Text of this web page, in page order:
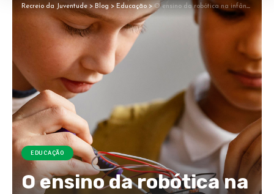
Recreio da Juventude >Blog > Educação> O ensino da robótica na infância faz diferença para a vida
EDUCAÇÃO
O ensino da robótica na